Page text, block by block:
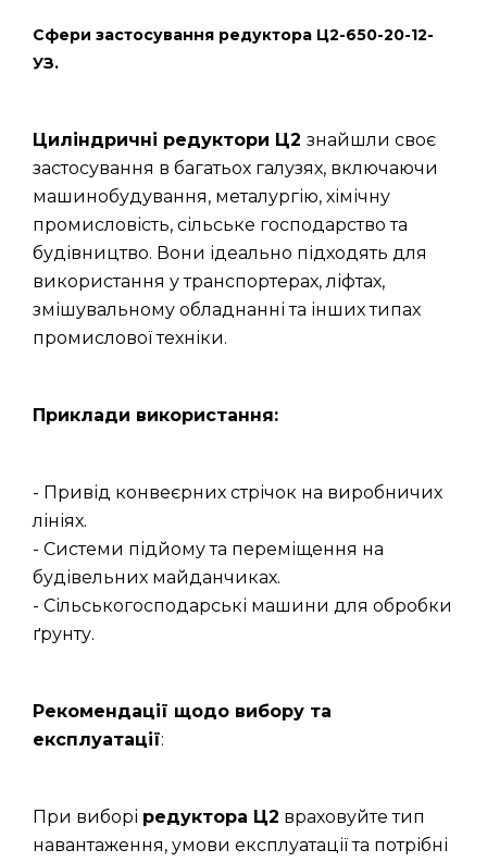
Сфери застосування редуктора Ц2-650-20-12-
УЗ.
Циліндричні редуктори Ц2 знайшли своє
застосування в багатьох галузях, включаючи
машинобудування, металургію, хімічну
промисловість, сільське господарство та
будівництво. Вони ідеально підходять для
використання у транспортерах, ліфтах,
змішувальному обладнанні та інших типах
промислової техніки.
Приклади використання:
- Привід конвеєрних стрічок на виробничих
лініях.
- Системи підйому та переміщення на
будівельних майданчиках.
- Сільськогосподарські машини для обробки
ґрунту.
Рекомендації щодо вибору та
експлуатації:
При виборі редуктора Ц2 враховуйте тип
навантаження, умови експлуатації та потрібні